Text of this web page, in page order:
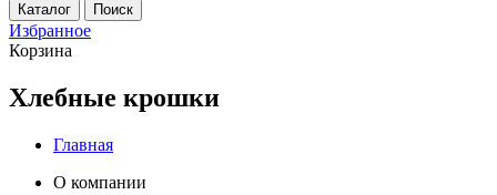
Каталог Поиск
Избранное
Корзина
Хлебные крошки
Главная
О компании